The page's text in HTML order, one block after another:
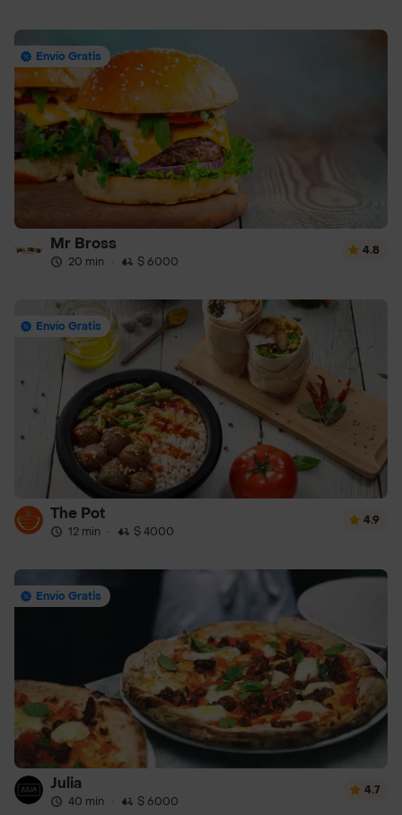
Envío Gratis
Mr Bross
20 min · $ 6000
4.8
Envío Gratis
The Pot
12 min · $ 4000
4.9
Envío Gratis
Julia
40 min · $ 6000
4.7